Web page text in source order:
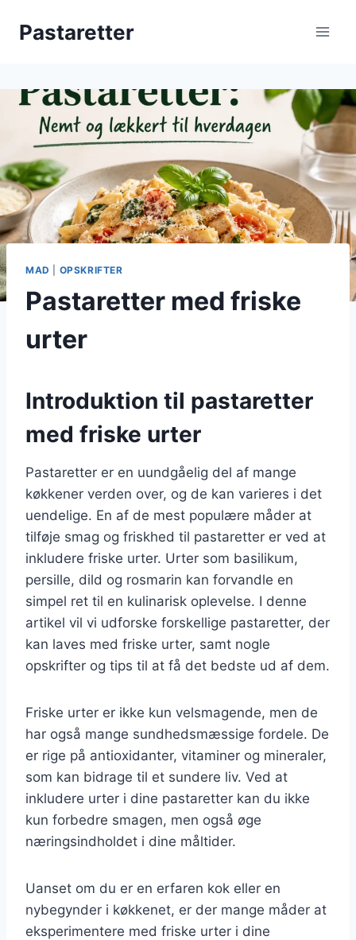
Pastaretter
MAD OPSKRIFTER
Pastaretter med friske
urter
Introduktion til pastaretter
med friske urter
Pastaretter er en uundgåelig del af mange
køkkener verden over, og de kan varieres i det
uendelige. En af de mest populære måder at
tilføje smag og friskhed til pastaretter er ved at
inkludere friske urter. Urter som basilikum,
persille, dild og rosmarin kan forvandle en
simpel ret til en kulinarisk oplevelse. I denne
artikel vil vi udforske forskellige pastaretter, der
kan laves med friske urter, samt nogle
opskrifter og tips til at få det bedste ud af dem.
Friske urter er ikke kun velsmagende, men de
har også mange sundhedsmæssige fordele. De
er rige på antioxidanter, vitaminer og mineraler,
som kan bidrage til et sundere liv. Ved at
inkludere urter i dine pastaretter kan du ikke
kun forbedre smagen, men også øge
næringsindholdet i dine måltider.
Uanset om du er en erfaren kok eller en
nybegynder i køkkenet, er der mange måder at
eksperimentere med friske urter i dine